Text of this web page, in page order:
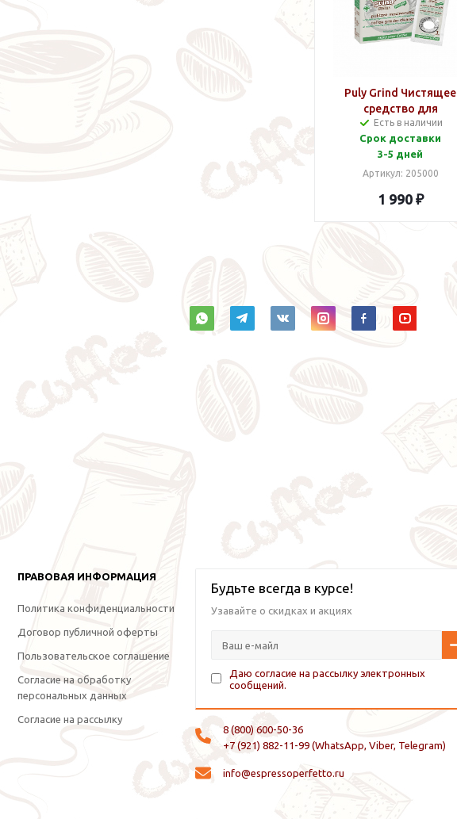
Puly Grind Чистящее
средство для
кофемолки
Есть в наличии
Срок доставки
3-5 дней
Артикул: 205000
1 990 ₽
ПРАВОВАЯ ИНФОРМАЦИЯ
Политика конфиденциальности
Договор публичной оферты
Пользовательское соглашение
Согласие на обработку
персональных данных
Согласие на рассылку
Будьте всегда в курсе!
Узавайте о скидках и акциях
Даю согласие на рассылку электронных
сообщений.
8 (800) 600-50-36
+7 (921) 882-11-99 (WhatsApp, Viber, Telegram)
info@espressoperfetto.ru